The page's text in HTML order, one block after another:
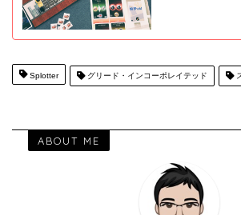
Splotter グリード・インコーポレイテッド
ABOUT ME